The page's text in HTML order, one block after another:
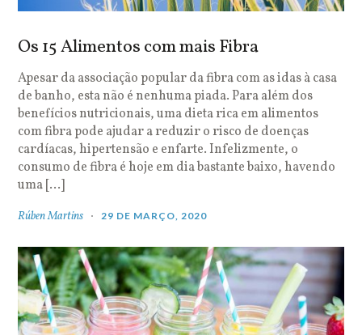
Os 15 Alimentos com mais Fibra
Apesar da associação popular da fibra com as idas à casa
de banho, esta não é nenhuma piada. Para além dos
benefícios nutricionais, uma dieta rica em alimentos
com fibra pode ajudar a reduzir o risco de doenças
cardíacas, hipertensão e enfarte. Infelizmente, o
consumo de fibra é hoje em dia bastante baixo, havendo
uma […]
Rúben Martins 29 DE MARÇO, 2020